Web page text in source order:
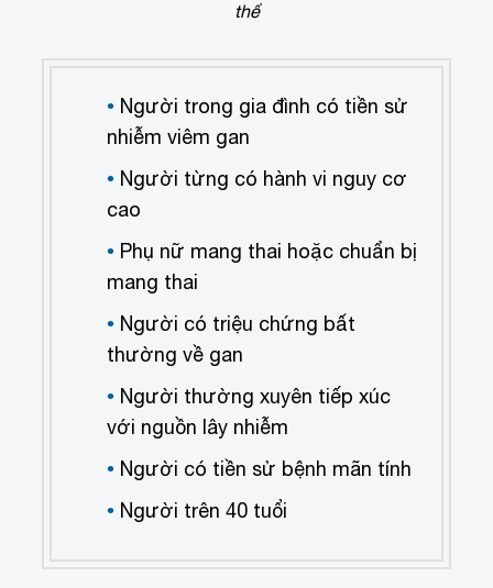
thể
Người trong gia đình có tiền sử
nhiễm viêm gan
Người từng có hành vi nguy cơ
cao
Phụ nữ mang thai hoặc chuẩn bị
mang thai
Người có triệu chứng bất
thường về gan
Người thường xuyên tiếp xúc
với nguồn lây nhiễm
Người có tiền sử bệnh mãn tính
Người trên 40 tuổi